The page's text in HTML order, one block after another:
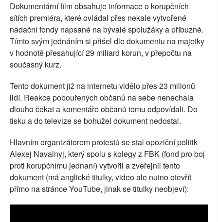
Dokumentární film obsahuje informace o korupčních
sítích premiéra, které ovládal přes nekale vytvořené
nadační fondy napsané na bývalé spolužáky a příbuzné.
Tímto svým jednáním si přišel dle dokumentu na majetky
v hodnotě přesahující 29 miliard korun, v přepočtu na
současný kurz.
Tento dokument již na internetu vidělo přes 23 milionů
lidí. Reakce pobouřených občanů na sebe nenechala
dlouho čekat a komentáře občanů tomu odpovídali. Do
tisku a do televize se bohužel dokument nedostal.
Hlavním organizátorem protestů se stal opoziční politik
Alexej Navalnyj, který spolu s kolegy z FBK (fond pro boj
proti korupčnímu jednaní) vytvořil a zveřejnil tento
dokument (má anglické titulky, video ale nutno otevřít
přímo na stránce YouTube, jinak se titulky neobjeví):